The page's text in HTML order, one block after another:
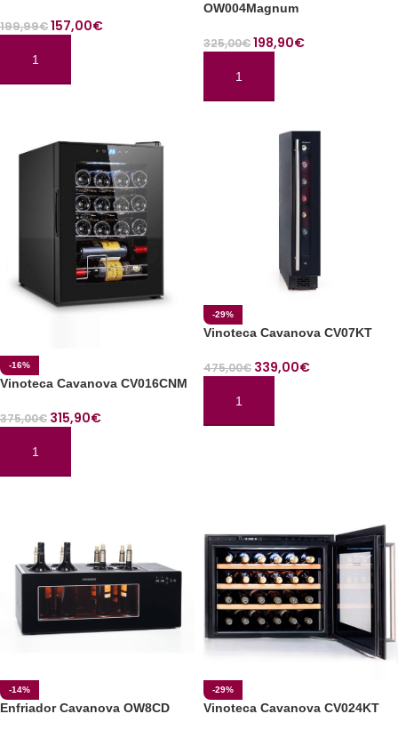
199,99€157,00€
AÑADIR AL CARRITO
OW004Magnum
325,00€198,90€
AÑADIR AL CARRITO
-16%
Vinoteca Cavanova CV016CNM
375,00€ 315,90€
AÑADIR AL CARRITO
-29%
Vinoteca Cavanova CV07KT
475,00€ 339,00€
AÑADIR AL CARRITO
-14%
Enfriador Cavanova OW8CD
-29%
Vinoteca Cavanova CV024KT